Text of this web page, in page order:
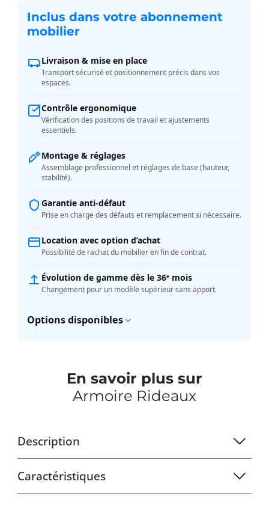
Inclus dans votre abonnement
mobilier
Livraison & mise en place
Transport sécurisé et positionnement précis dans vos
espaces.
Contrôle ergonomique
Vérification des positions de travail et ajustements
essentiels.
Montage & réglages
Assemblage professionnel et réglages de base (hauteur,
stabilité).
Garantie anti-défaut
Prise en charge des défauts et remplacement si nécessaire.
Location avec option d’achat
Possibilité de rachat du mobilier en fin de contrat.
Évolution de gamme dès le 36ᵉ mois
Changement pour un modèle supérieur sans apport.
Options disponibles
En savoir plus sur
Armoire Rideaux
Description
Caractéristiques